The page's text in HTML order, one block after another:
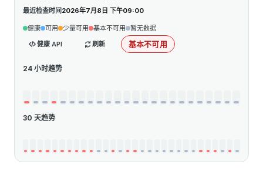
最近检查时间2026年7月8日 下午09:00
健康 可用 少量可用 基本不可用
暂无数据
健康 API
刷新 基本不可用
24 小时趋势
30 天趋势